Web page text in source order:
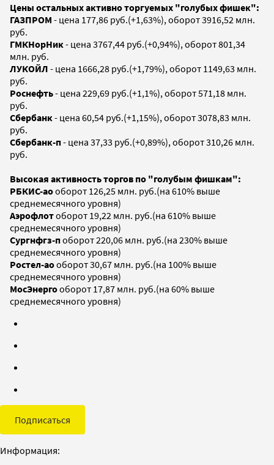
Цены остальных активно торгуемых "голубых фишек":
ГАЗПРОМ - цена 177,86 руб.(+1,63%), оборот 3916,52 млн.
руб.
ГМКНорНик - цена 3767,44 руб.(+0,94%), оборот 801,34
млн. руб.
ЛУКОЙЛ - цена 1666,28 руб.(+1,79%), оборот 1149,63 млн.
руб.
Роснефть- цена 229,69 руб.(+1,1%), оборот 571,18 млн.
руб.
Сбербанк - цена 60,54 руб.(+1,15%), оборот 3078,83 млн.
руб.
Сбербанк-п- цена 37,33 руб.(+0,89%), оборот 310,26 млн.
руб.
Высокая активность торгов по "голубым фишкам":
РБКИС-аооборот 126,25 млн. руб.(на 610% выше
среднемесячного уровня)
Аэрофлотоборот 19,22 млн. руб.(на 610% выше
среднемесячного уровня)
Сургнфгз-поборот 220,06 млн. руб.(на 230% выше
среднемесячного уровня)
Ростел-аооборот 30,67 млн. руб.(на 100% выше
среднемесячного уровня)
МосЭнергооборот 17,87 млн. руб.(на 60% выше
среднемесячного уровня)
Подписаться
Информация: